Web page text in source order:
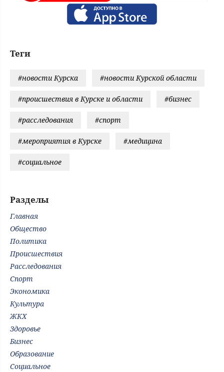
Теги
#новости Курска #новости Курской области
#происшествия в Курске и области #бизнес
#расследования #спорт
#мероприятия в Курске #медицина
#социальное
Разделы
Главная
Общество
Политика
Происшествия
Расследования
Спорт
Экономика
Культура
ЖКХ
Здоровье
Бизнес
Образование
Социальное